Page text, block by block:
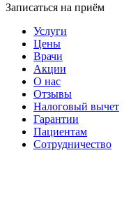
Записаться на приём
Услуги
Цены
Врачи
Акции
О нас
Отзывы
Налоговый вычет
Гарантии
Пациентам
Сотрудничество